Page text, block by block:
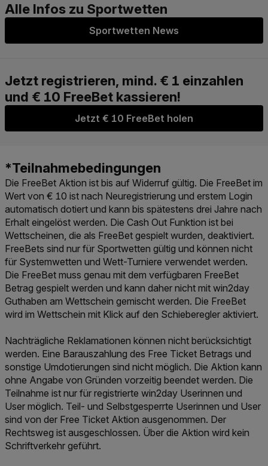
Sportwetten News
Jetzt € 10 FreeBet holen
Die FreeBet Aktion ist bis auf Widerruf gültig. Die FreeBet im
Wert von € 10 ist nach Neuregistrierung und erstem Login
automatisch dotiert und kann bis spätestens drei Jahre nach
Erhalt eingelöst werden. Die Cash Out Funktion ist bei
Wettscheinen, die als FreeBet gespielt wurden, deaktiviert.
FreeBets sind nur für Sportwetten gültig und können nicht
für Systemwetten und Wett-Turniere verwendet werden.
Die FreeBet muss genau mit dem verfügbaren FreeBet
Betrag gespielt werden und kann daher nicht mit win2day
Guthaben am Wettschein gemischt werden. Die FreeBet
wird im Wettschein mit Klick auf den Schieberegler aktiviert.
Nachträgliche Reklamationen können nicht berücksichtigt
werden. Eine Barauszahlung des Free Ticket Betrags und
sonstige Umdotierungen sind nicht möglich. Die Aktion kann
ohne Angabe von Gründen vorzeitig beendet werden. Die
Teilnahme ist nur für registrierte win2day Userinnen und
User möglich. Teil- und Selbstgesperrte Userinnen und User
sind von der Free Ticket Aktion ausgenommen. Der
Rechtsweg ist ausgeschlossen. Über die Aktion wird kein
Schriftverkehr geführt.